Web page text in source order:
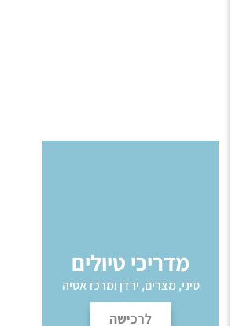
מדריכי טיולים
סיני, מצרים, ירדן ומרכז אסיה
לרכישה